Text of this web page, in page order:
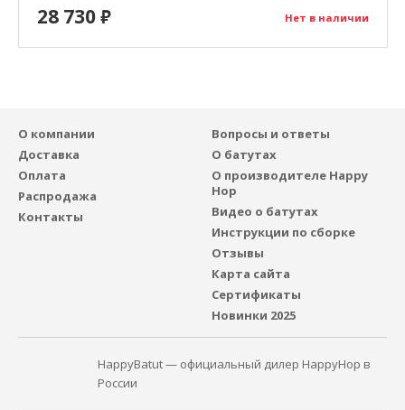
Нет в наличии
28 730₽
О компании
Доставка
Оплата
Распродажа
Контакты
Вопросы и ответы
О батутах
О производителе Happy
Hop
Видео о батутах
Инструкции по сборке
Отзывы
Карта сайта
Сертификаты
Новинки 2025
HappyBatut — официальный дилер HappyHop в
России